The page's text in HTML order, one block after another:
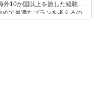
外10か国以上を旅した経験を
て最適なプランを考えるの
プでの販売経験もあり。誰